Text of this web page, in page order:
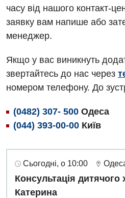
часу від нашого контакт-
заявку вам напише або
менеджер.
Якщо у вас виникнуть
звертайтесь до нас через
номером телефону. До
(0482) 307- 500 Одеса
(044) 393-00-00 Київ
Сьогодні, о 10:00
Консультація дитячого
Катерина